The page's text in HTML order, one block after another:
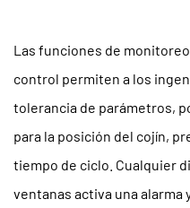
Las funciones de
control permiten a los
tolerancia de parámetros,
para la posición del cojín,
tiempo de ciclo. Cualquier
ventanas activa una alarma